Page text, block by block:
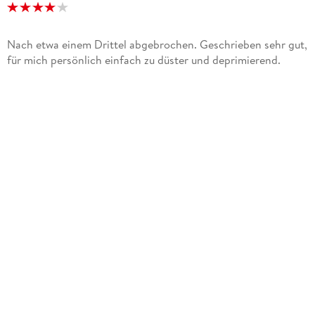
Nach etwa einem Drittel abgebrochen. Geschrieben sehr gut,
für mich persönlich einfach zu düster und deprimierend.